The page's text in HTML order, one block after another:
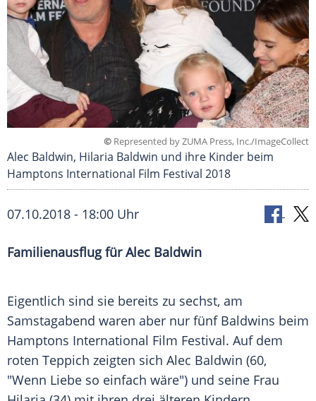
© Represented by ZUMA Press, Inc./ImageCollect
Alec Baldwin, Hilaria Baldwin und ihre Kinder beim
Hamptons International Film Festival 2018
07.10.2018 - 18:00 Uhr
FamilienausflugfürAlec Baldwin
Eigentlich sind sie bereits zu sechst, am
Samstagabend waren aber nur fünf Baldwins beim
Hamptons International Film Festival. Auf dem
roten Teppich zeigten sich Alec Baldwin (60,
"Wenn Liebe so einfach wäre") und seine Frau